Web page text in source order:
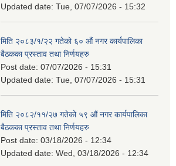
Updated date: Tue, 07/07/2026 - 15:32
मिति २०८३/१/२२ गतेको ६० औं नगर कार्यपालिका
बैठकका प्रस्ताव तथा निर्णयहरु
Post date: 07/07/2026 - 15:31
Updated date: Tue, 07/07/2026 - 15:31
मिति २०८२/११/२७ गतेको ५९ औं नगर कार्यपालिका
बैठकका प्रस्ताव तथा निर्णयहरु
Post date: 03/18/2026 - 12:34
Updated date: Wed, 03/18/2026 - 12:34